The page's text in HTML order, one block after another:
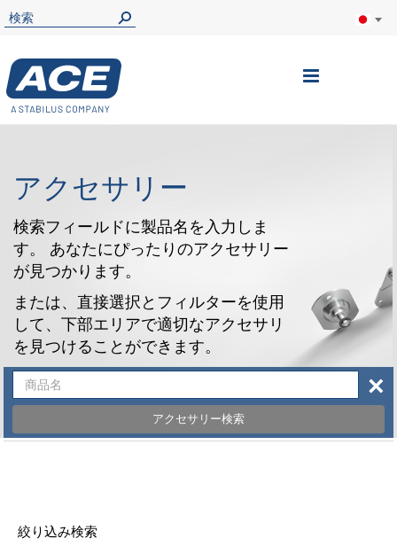
ナ
アクセサリー
検索フィールドに製品名を入力しま
す。 あなたにぴったりのアクセサリー
が見つかります。
または、直接選択とフィルターを使用
して、下部エリアで適切なアクセサリ
を見つけることができます。
アクセサリー検索
×
絞り込み検索